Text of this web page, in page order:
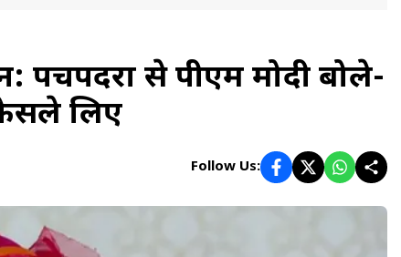
पचपदरा से पीएम मोदी बोले-
लिए
Follow Us: